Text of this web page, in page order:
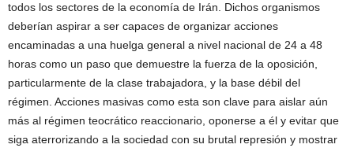
todos los sectores de la economía de Irán. Dichos organismos
deberían aspirar a ser capaces de organizar acciones
encaminadas a una huelga general a nivel nacional de 24 a 48
horas como un paso que demuestre la fuerza de la oposición,
particularmente de la clase trabajadora, y la base débil del
régimen. Acciones masivas como esta son clave para aislar aún
más al régimen teocrático reaccionario, oponerse a él y evitar que
siga aterrorizando a la sociedad con su brutal represión y mostrar